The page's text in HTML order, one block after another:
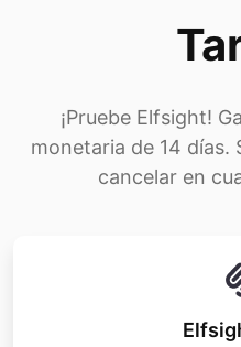
¡Pruebe Elfsight!
monetaria de 14 días.
cancelar en